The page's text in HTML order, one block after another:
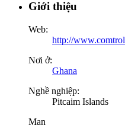
Giới thiệu
Web:
http://
Nơi ở:
Ghana
Nghề nghiệp:
Pitcaim Islands
Man